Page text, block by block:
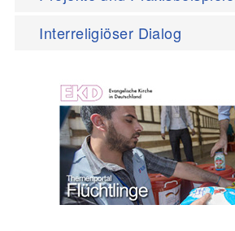
Interreligiöser Dialog